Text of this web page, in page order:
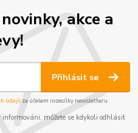
akce a
Přihlásit se
údajůza účelem rozesílky newsletteru.
můžete se kdykoli odhlásit